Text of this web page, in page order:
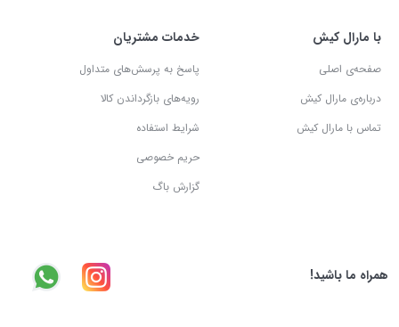
با مارال کیش
صفحه‌ی اصلی
درباره‌ی مارال کیش
تماس با مارال کیش
خدمات مشتریان
پاسخ به پرسش‌های متداول
رویه‌های بازگرداندن کالا
شرایط استفاده
حریم خصوصی
گزارش باگ
همراه ما باشید!